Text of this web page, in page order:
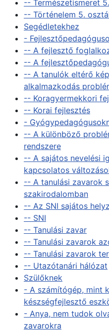
-- Természetismeret
-- Történelem 5.
Segédletekhez
-
-- A fejlesztő
-- A
-- A tanulók eltérő
alkalmazkodás
-- Koragyermekkori
-- Korai fejlesztés
-
-- A különböző
rendszere
-- A sajátos nevelési
kapcsolatos
-- A tanulási zavarok
szakirodalomban
-- Az SNI sajátos
-- SNI
-- Tanulási zavar
-- Tanulási zavarok
-- Tanulási zavarok
-- Utazótanári hálózat
Szülőknek
- A számítógép, mint
készségfejlesztő
- Anya, nem tudok
zavarokra